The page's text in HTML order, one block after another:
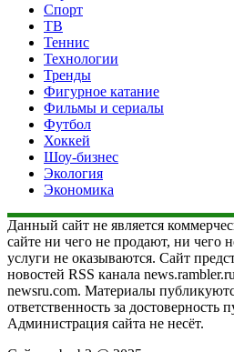
Спорт
ТВ
Теннис
Технологии
Тренды
Фигурное катание
Фильмы и сериалы
Футбол
Хоккей
Шоу-бизнес
Экология
Экономика
Данный сайт не является
сайте ни чего не продают, ни чего
услуги не оказываются. Сайт
новостей RSS канала
newsru.com. Материалы
ответственность за достоверность
Администрация сайта не несёт.